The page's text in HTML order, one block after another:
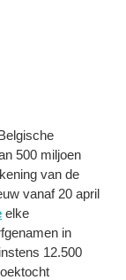
500 miljoen
van de
vanaf 20 april
elke
in
12.500